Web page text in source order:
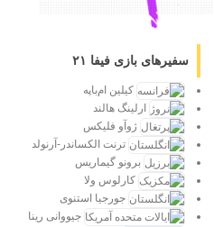
سفیرهای بازی فیفا ۲۱
کیلین ام‌باپه
ارلینگ هالند
ژوآو فلیکس
ترنت الکساندر-آرنولد
برونو گیماریس
کارلوس ولا
جورجیا استنوی
جیووانی رینا